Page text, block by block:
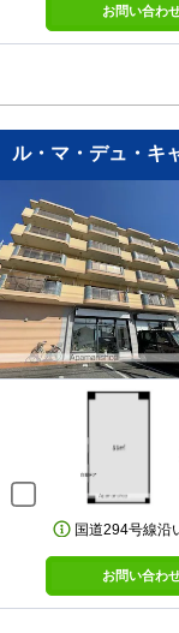
お問い合わ
ル・マ・デュ・キ
国道294号線
お問い合わ